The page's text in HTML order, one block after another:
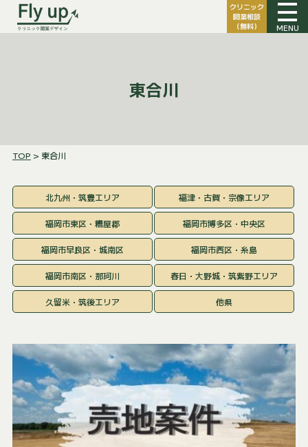
クリニック
開業相談
（無料）
MENU
東合川
TOP > 東合川
北九州・筑豊エリア 福津・古賀・宗像エリア
福岡市東区・糟屋郡 福岡市博多区・中央区
福岡市早良区・城南区 福岡市西区・糸島
福岡市南区・那珂川 春日・大野城・筑紫野エリア
久留米・筑後エリア 他県